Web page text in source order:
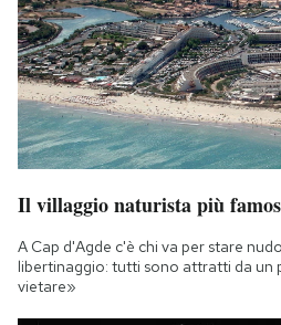
Il villaggio naturista più
A Cap d'Agde c'è chi va per stare
libertinaggio: tutti sono attratti da un
vietare»